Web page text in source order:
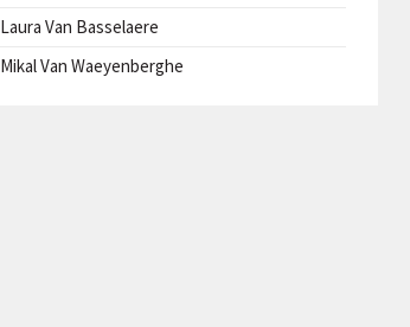
Laura Van Basselaere
Mikal Van Waeyenberghe